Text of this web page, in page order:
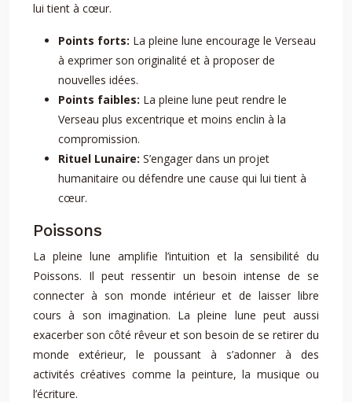
lui tient à cœur.
Points forts: La pleine lune encourage le Verseau
à exprimer son originalité et à proposer de
nouvelles idées.
Points faibles: La pleine lune peut rendre le
Verseau plus excentrique et moins enclin à la
compromission.
Rituel Lunaire: S’engager dans un projet
humanitaire ou défendre une cause qui lui tient à
cœur.
Poissons
La pleine lune amplifie l’intuition et la sensibilité du
Poissons. Il peut ressentir un besoin intense de se
connecter à son monde intérieur et de laisser libre
cours à son imagination. La pleine lune peut aussi
exacerber son côté rêveur et son besoin de se retirer du
monde extérieur, le poussant à s’adonner à des
activités créatives comme la peinture, la musique ou
l’écriture.